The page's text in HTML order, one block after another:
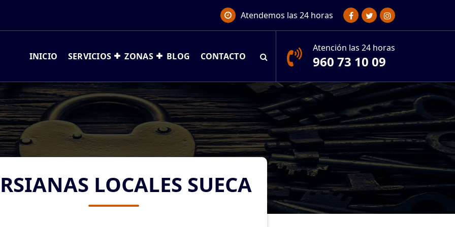
Atendemos las 24 horas
INICIO SERVICIOS ZONAS BLOG CONTACTO
Atención las 24 horas
960 73 10 09
LOCALES SUECA